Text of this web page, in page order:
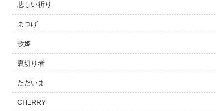
悲しい祈り
まつげ
歌姫
裏切り者
ただいま
CHERRY